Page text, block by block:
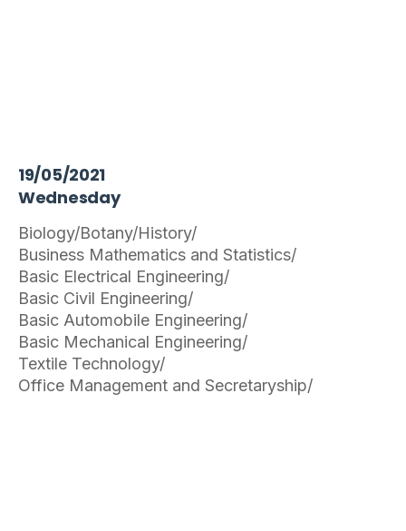
19/05/2021
Wednesday
Biology/Botany/History/
Business Mathematics and Statistics/
Basic Electrical Engineering/
Basic Civil Engineering/
Basic Automobile Engineering/
Basic Mechanical Engineering/
Textile Technology/
Office Management and Secretaryship/